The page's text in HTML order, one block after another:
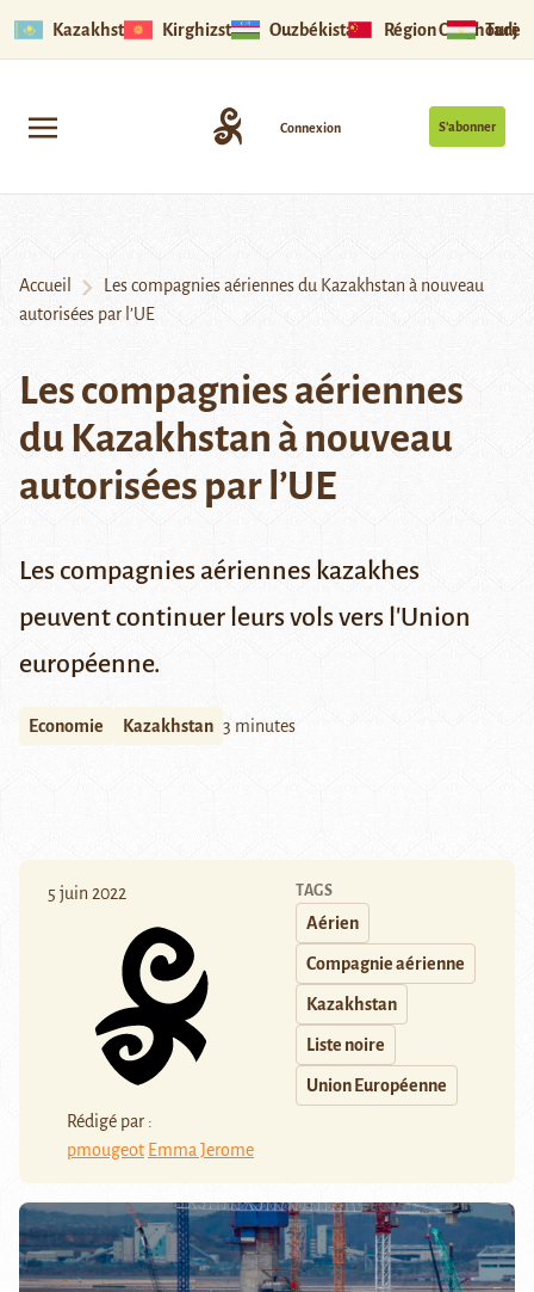
Kazakhstan Kirghizstan Ouzbékistan Région Ouïghoure
S’abonner
Connexion
Accueil
Les compagnies aériennes du Kazakhstan à nouveau
autorisées par l’UE
Les compagnies aériennes
du Kazakhstan à nouveau
autorisées par l’UE
Les compagnies aériennes kazakhes
peuvent continuer leurs vols vers l'Union
européenne.
Economie Kazakhstan 3 minutes
5 juin 2022
Rédigé par :
pmougeot Emma Jerome
TAGS
Aérien
Compagnie aérienne
Kazakhstan
Liste noire
Union Européenne